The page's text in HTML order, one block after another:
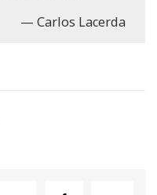
Carlos Lacerda